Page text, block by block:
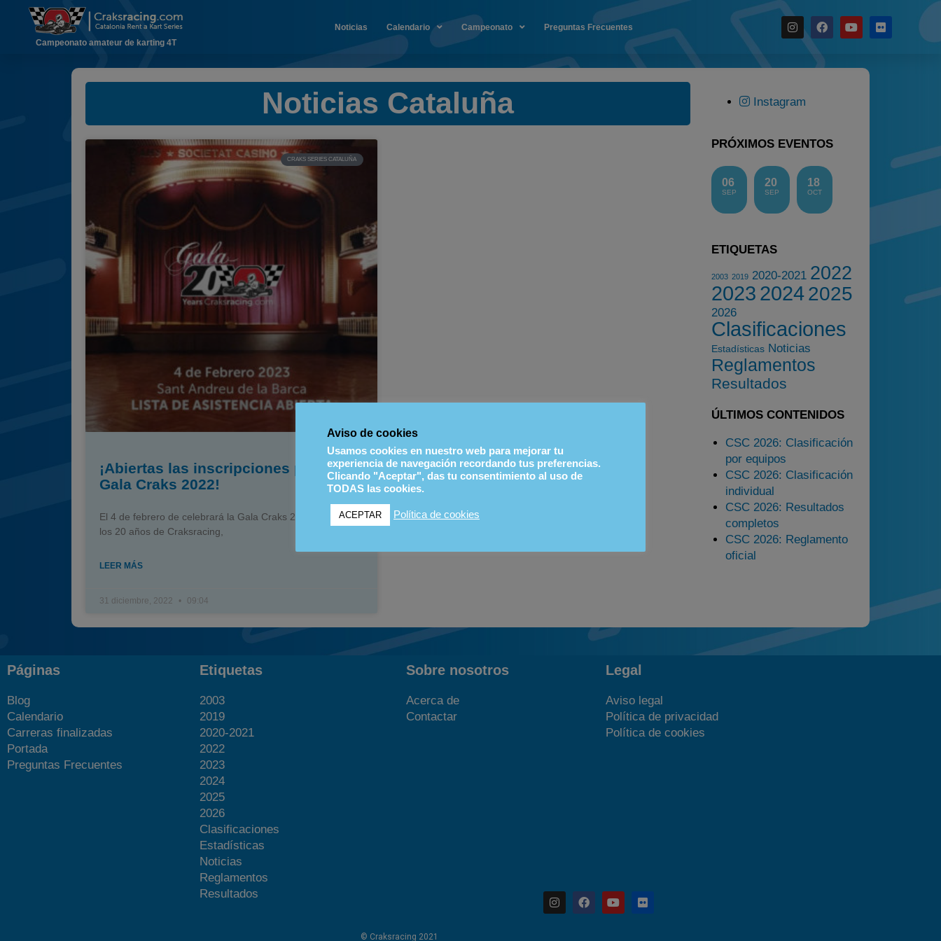
Temporadas anteriores
Estadísticas
Campeonato amateur de karting 4T
Noticias Calendario Campeonato Preguntas Frecuentes
Noticias Cataluña
CRAKS SERIES CATALUÑA
¡Abiertas las inscripciones para la
Gala Craks 2022!
El 4 de febrero de celebrará la Gala Craks 2022, la gala de
los 20 años de Craksracing,
LEER MÁS
31 diciembre, 2022 09:04
Instagram
PRÓXIMOS EVENTOS
06
SEP
20
SEP
18
OCT
ETIQUETAS
2003 2019 2020-2021 2022
2023 20242025
2026
Clasificaciones
Estadísticas Noticias
Reglamentos
Resultados
ÚLTIMOS CONTENIDOS
CSC 2026: Clasificación
por equipos
CSC 2026: Clasificación
individual
CSC 2026: Resultados
completos
CSC 2026: Reglamento
oficial
Páginas
Blog
Calendario
Carreras finalizadas
Portada
Preguntas Frecuentes
Etiquetas
2003
2019
2020-2021
2022
2023
2024
2025
2026
Clasificaciones
Estadísticas
Noticias
Reglamentos
Resultados
Sobre nosotros
Acerca de
Contactar
Legal
Aviso legal
Política de privacidad
Política de cookies
© Craksracing 2021
Aviso de cookies
Usamos cookies en nuestro web para mejorar tu
experiencia de navegación recordando tus preferencias.
Clicando "Aceptar", das tu consentimiento al uso de
TODAS las cookies.
ACEPTAR Política de cookies